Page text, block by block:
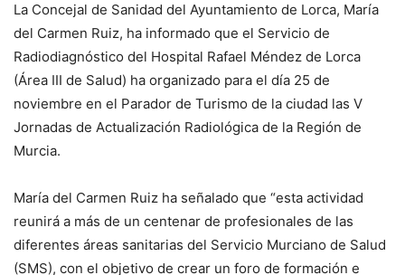
La Concejal de Sanidad del Ayuntamiento de Lorca, María
del Carmen Ruiz, ha informado que el Servicio de
Radiodiagnóstico del Hospital Rafael Méndez de Lorca
(Área III de Salud) ha organizado para el día 25 de
noviembre en el Parador de Turismo de la ciudad las V
Jornadas de Actualización Radiológica de la Región de
Murcia.
María del Carmen Ruiz ha señalado que “esta actividad
reunirá a más de un centenar de profesionales de las
diferentes áreas sanitarias del Servicio Murciano de Salud
(SMS), con el objetivo de crear un foro de formación e